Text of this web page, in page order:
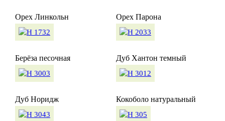
Орех Линкольн Орех Парона
Берёза песочная Дуб Хантон темный
Дуб Норидж Кокоболо натуральный